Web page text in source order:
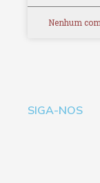
Nenhum
SIGA-NOS